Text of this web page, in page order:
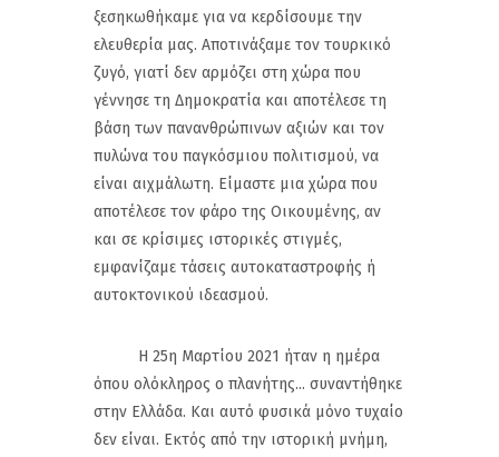
ξεσηκωθήκαμε για να κερδίσουμε την
ελευθερία μας. Αποτινάξαμε τον τουρκικό
ζυγό, γιατί δεν αρμόζει στη χώρα που
γέννησε τη Δημοκρατία και αποτέλεσε τη
βάση των πανανθρώπινων αξιών και τον
πυλώνα του παγκόσμιου πολιτισμού, να
είναι αιχμάλωτη. Είμαστε μια χώρα που
αποτέλεσε τον φάρο της Οικουμένης, αν
και σε κρίσιμες ιστορικές στιγμές,
εμφανίζαμε τάσεις αυτοκαταστροφής ή
αυτοκτονικού ιδεασμού.
Η 25η Μαρτίου 2021 ήταν η ημέρα
όπου ολόκληρος ο πλανήτης... συναντήθηκε
στην Ελλάδα. Και αυτό φυσικά μόνο τυχαίο
δεν είναι. Εκτός από την ιστορική μνήμη,